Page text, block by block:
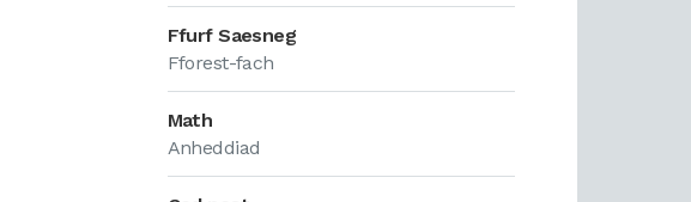
Ffurf Saesneg
Fforest-fach
Math
Anheddiad